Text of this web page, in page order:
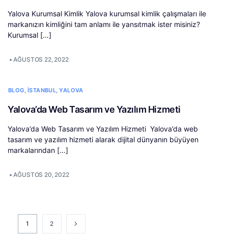
Yalova Kurumsal Kimlik Yalova kurumsal kimlik çalışmaları ile
markanızın kimliğini tam anlamı ile yansıtmak ister misiniz?
Kurumsal […]
•AĞUSTOS 22, 2022
BLOG, İSTANBUL,YALOVA
Yalova’da Web Tasarım ve Yazılım Hizmeti
Yalova’da Web Tasarım ve Yazılım Hizmeti Yalova’da web
tasarım ve yazılım hizmeti alarak dijital dünyanın büyüyen
markalarından […]
•AĞUSTOS 20, 2022
1 2